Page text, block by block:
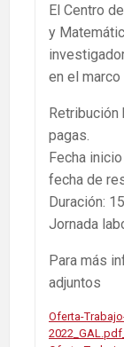
El Centro
y
en el marco
Retribución
pagas.
Fecha
fecha de
Duración:
Jornada
Para más
adjuntos
Oferta-